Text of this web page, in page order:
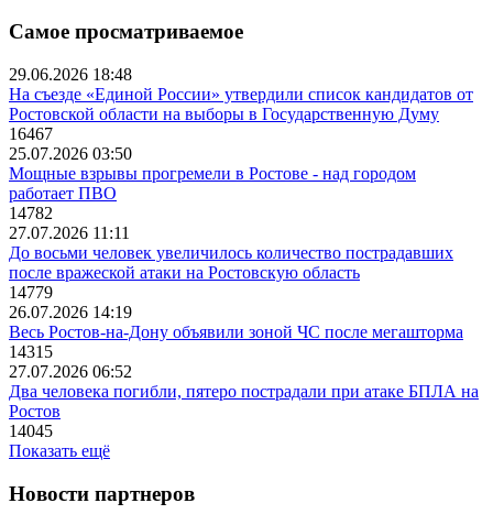
Самое просматриваемое
29.06.2026 18:48
На съезде «Единой России» утвердили список кандидатов от
Ростовской области на выборы в Государственную Думу
16467
25.07.2026 03:50
Мощные взрывы прогремели в Ростове - над городом
работает ПВО
14782
27.07.2026 11:11
До восьми человек увеличилось количество пострадавших
после вражеской атаки на Ростовскую область
14779
26.07.2026 14:19
Весь Ростов-на-Дону объявили зоной ЧС после мегашторма
14315
27.07.2026 06:52
Два человека погибли, пятеро пострадали при атаке БПЛА на
Ростов
14045
Показать ещё
Новости партнеров